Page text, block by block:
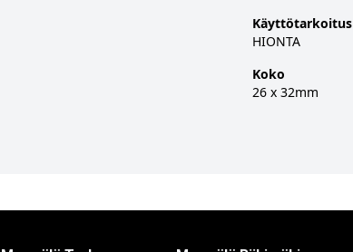
Käyttötarkoitus
HIONTA
Koko
26 x 32mm